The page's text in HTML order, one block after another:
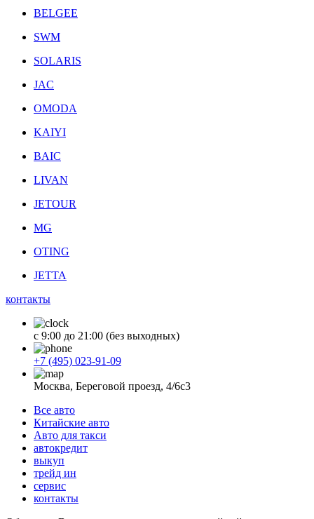
BELGEE
SWM
SOLARIS
JAC
OMODA
KAIYI
BAIC
LIVAN
JETOUR
MG
OTING
JETTA
контакты
с 9:00 до 21:00 (без выходных)
+7 (495) 023-91-09
Москва, Береговой проезд, 4/6с3
Все авто
Китайские авто
Авто для такси
автокредит
выкуп
трейд ин
сервис
контакты